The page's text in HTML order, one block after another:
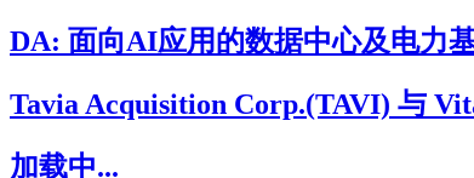
DA: 面向AI应用的数据中心及电力
Tavia Acquisition Corp.(TAVI) 与
加载中...